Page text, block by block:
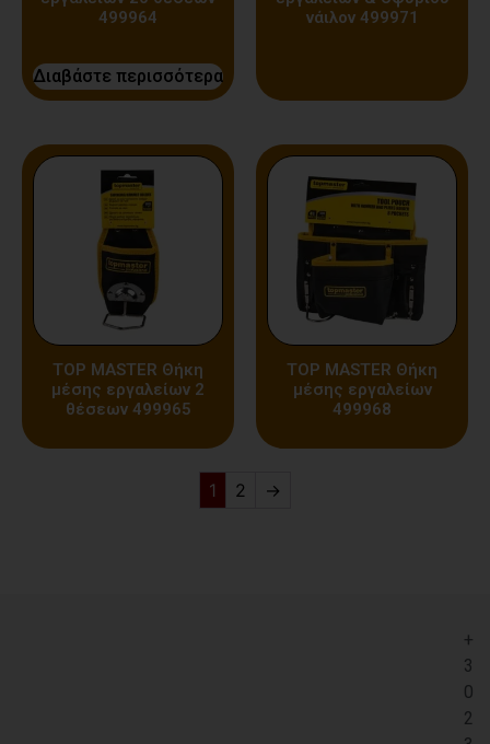
499964
Διαβάστε περισσότερα
νάιλον 499971
TOP MASTER Θήκη
μέσης εργαλείων 2
θέσεων 499965
TOP MASTER Θήκη
μέσης εργαλείων
499968
1 2 →
+
3
0
2